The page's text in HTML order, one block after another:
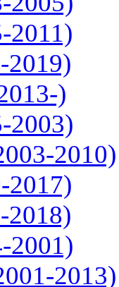
2011)
2019)
)
2003)
2010)
2017)
2018)
2001)
2013)